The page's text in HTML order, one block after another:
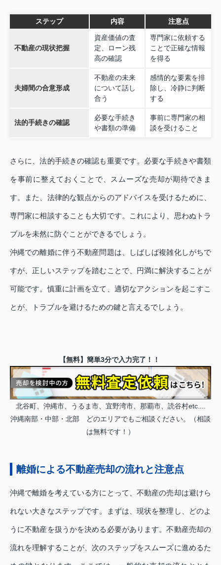
ステップ 内容 注意点
不動産の現状把握
資産価値の査
定、ローン残
高の確認
専門家に依頼する
ことで正確な情報
を得る
夫婦間の合意形成
不動産の未来
について話し
合う
感情的な要素を排
除し、冷静に判断
する
法的手続きの確認
必要な手続き
や書類の準備
事前に専門家の相
談を受けること
さらに、法的手続きの確認も重要です。必要な手続きや書類
を事前に整えておくことで、スムーズな売却が期待できま
す。また、法律的な観点からのアドバイスを受けるために、
専門家に相談することも大切です。これにより、思わぬトラ
ブルを未然に防ぐことができるでしょう。
沖縄での離婚に伴う不動産問題は、しばしば複雑化しがちで
すが、正しいステップを踏むことで、円満に解決することが
可能です。慎重に計画を立て、適切なアクションを起こすこ
とが、トラブルを避けるための鍵と言えるでしょう。
【無料】簡単3分で入力完了！！
北谷町、沖縄市、うるま市、宜野湾市、那覇市、読谷村etc....
沖縄南部・中部・北部 どのエリアでもご相談ください。（相談
は無料です！）
離婚による不動産売却の流れと注意点
沖縄で離婚を考えている方にとって、不動産の売却は避けら
れない大きなステップです。まずは、現状を整理し、どのよ
うに不動産を扱うかを決める必要があります。不動産売却の
流れを理解することが、次のステップをスムーズに進めるた